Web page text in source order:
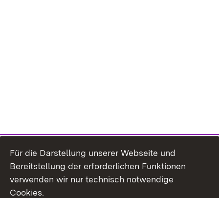
Für die Darstellung unserer Webseite und
Bereitstellung der erforderlichen Funktionen
verwenden wir nur technisch notwendige
Cookies.